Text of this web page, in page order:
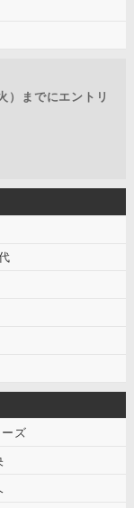
）までにエントリ
ズ